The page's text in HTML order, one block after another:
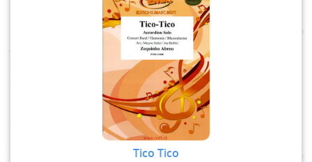
Tico Tico